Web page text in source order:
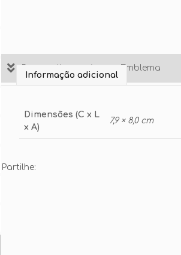
Personalize aqui o seu Emblema
Informação adicional
Dimensões (C x L
x A)
7,9 × 8,0 cm
Partilhe: